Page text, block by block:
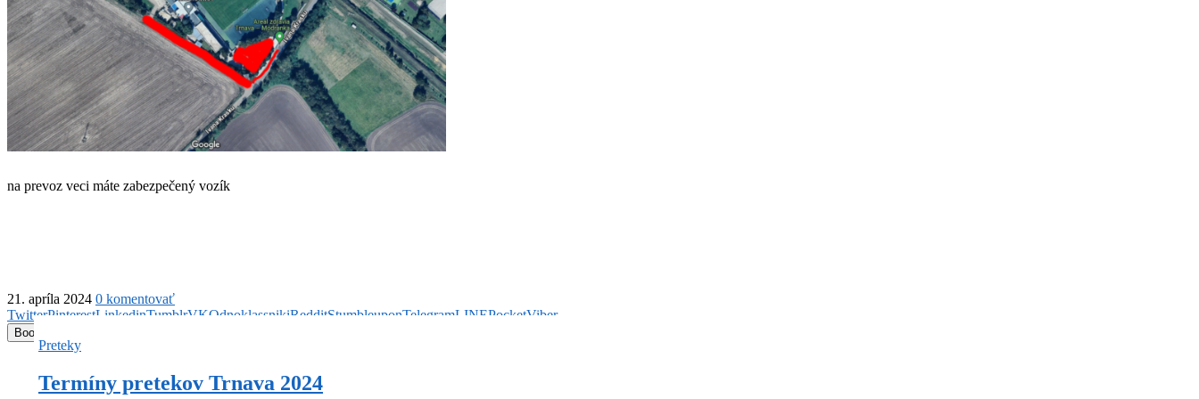
na prevoz veci máte zabezpečený vozík
21. apríla 2024 0 komentovať
TwitterPinterestLinkedinTumblrVKOdnoklassnikiRedditStumbleuponTelegramLINEPocketViber
Bookmark
Preteky
Termíny pretekov Trnava 2024